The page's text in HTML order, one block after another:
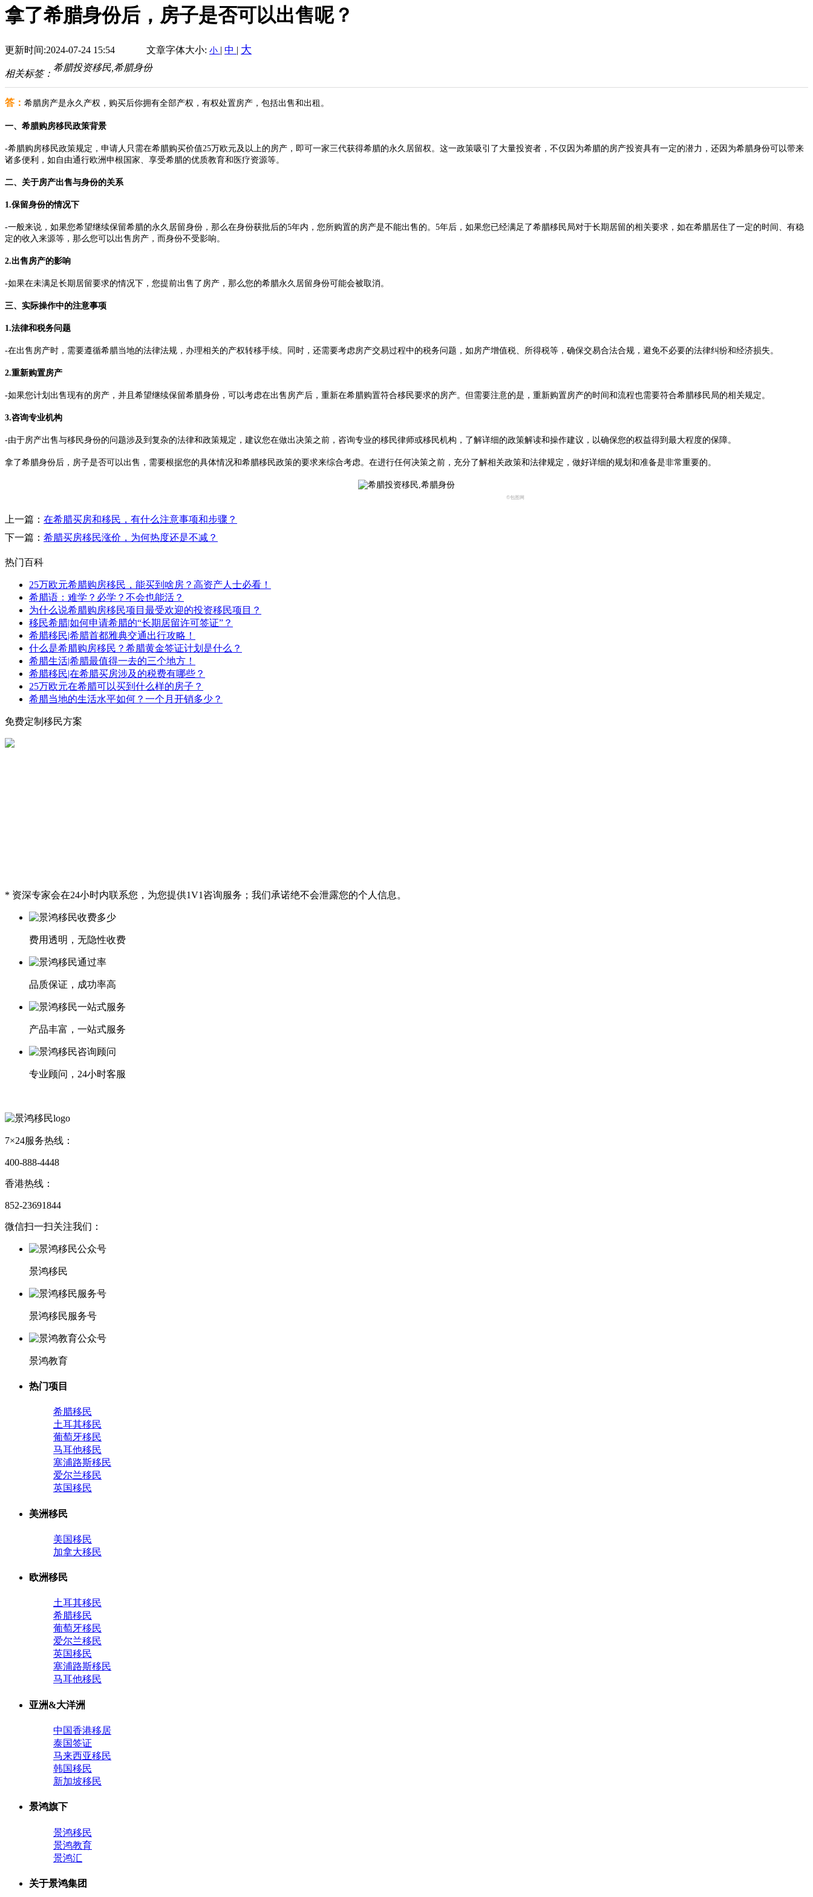
拿了希腊身份后，房子是否可以出售呢？
更新时间:2024-07-24 15:54 文章字体大小: 小 | 中 | 大
相关标签：
希腊投资移民,希腊身份
答： 希腊房产是永久产权，购买后你拥有全部产权，有权处置房产，包括出售和出租。
一、希腊购房移民政策背景
-希腊购房移民政策规定，申请人只需在希腊购买价值25万欧元及以上的房产，即可一家三代获得希腊的永久居留权。这一政策吸引了大量投资者，不仅因为希腊的房产投资具有一定的潜力，还因为希腊身份可以带来
诸多便利，如自由通行欧洲申根国家、享受希腊的优质教育和医疗资源等。
二、关于房产出售与身份的关系
1.保留身份的情况下
-一般来说，如果您希望继续保留希腊的永久居留身份，那么在身份获批后的5年内，您所购置的房产是不能出售的。5年后，如果您已经满足了希腊移民局对于长期居留的相关要求，如在希腊居住了一定的时间、有稳
定的收入来源等，那么您可以出售房产，而身份不受影响。
2.出售房产的影响
-如果在未满足长期居留要求的情况下，您提前出售了房产，那么您的希腊永久居留身份可能会被取消。
三、实际操作中的注意事项
1.法律和税务问题
-在出售房产时，需要遵循希腊当地的法律法规，办理相关的产权转移手续。同时，还需要考虑房产交易过程中的税务问题，如房产增值税、所得税等，确保交易合法合规，避免不必要的法律纠纷和经济损失。
2.重新购置房产
-如果您计划出售现有的房产，并且希望继续保留希腊身份，可以考虑在出售房产后，重新在希腊购置符合移民要求的房产。但需要注意的是，重新购置房产的时间和流程也需要符合希腊移民局的相关规定。
3.咨询专业机构
-由于房产出售与移民身份的问题涉及到复杂的法律和政策规定，建议您在做出决策之前，咨询专业的移民律师或移民机构，了解详细的政策解读和操作建议，以确保您的权益得到最大程度的保障。
拿了希腊身份后，房子是否可以出售，需要根据您的具体情况和希腊移民政策的要求来综合考虑。在进行任何决策之前，充分了解相关政策和法律规定，做好详细的规划和准备是非常重要的。
©包图网
上一篇： 在希腊买房和移民，有什么注意事项和步骤？
下一篇： 希腊买房移民涨价，为何热度还是不减？
热门百科
25万欧元希腊购房移民，能买到啥房？高资产人士必看！
希腊语：难学？必学？不会也能活？
为什么说希腊购房移民项目最受欢迎的投资移民项目？
移民希腊|如何申请希腊的“长期居留许可签证”？
希腊移民|希腊首都雅典交通出行攻略！
什么是希腊购房移民？希腊黄金签证计划是什么？
希腊生活|希腊最值得一去的三个地方！
希腊移民|在希腊买房涉及的税费有哪些？
25万欧元在希腊可以买到什么样的房子？
希腊当地的生活水平如何？一个月开销多少？
免费定制移民方案
* 资深专家会在24小时内联系您，为您提供1V1咨询服务；我们承诺绝不会泄露您的个人信息。
费用透明，无隐性收费
品质保证，成功率高
产品丰富，一站式服务
专业顾问，24小时客服
7×24服务热线：
400-888-4448
香港热线：
852-23691844
微信扫一扫关注我们：
景鸿移民
景鸿移民服务号
景鸿教育
热门项目
希腊移民
土耳其移民
葡萄牙移民
马耳他移民
塞浦路斯移民
爱尔兰移民
英国移民
美洲移民
美国移民
加拿大移民
欧洲移民
土耳其移民
希腊移民
葡萄牙移民
爱尔兰移民
英国移民
塞浦路斯移民
马耳他移民
亚洲&大洋洲
中国香港移居
泰国签证
马来西亚移民
韩国移民
新加坡移民
景鸿旗下
景鸿移民
景鸿教育
景鸿汇
关于景鸿集团